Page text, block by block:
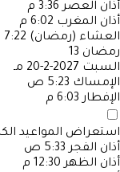
أذان العصر 3:36 م
أذان المغرب 6:02 م
العشاء (رمضان) 7:22 م
رمضان 13
السبت 2027-2-20 مـ
الإمساك 5:23 ص
الإفطار 6:03 م
استعراض المواعيد
أذان الفجر 5:33 ص
أذان الظهر 12:30 م